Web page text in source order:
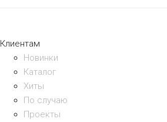
Клиентам
Новинки
Каталог
Хиты
По случаю
Проекты